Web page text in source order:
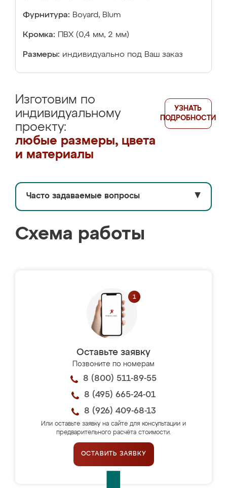
Фурнитура: Boyard, Blum
Кромка: ПВХ (0,4 мм, 2 мм)
Размеры: индивидуально под Ваш заказ
Изготовим по
индивидуальному
проекту:
любые размеры, цвета
и материалы
УЗНАТЬ
ПОДРОБНОСТИ
Часто задаваемые вопросы ▼
Схема работы
Оставьте заявку
Позвоните по номерам
8 (800) 511-89-55
8 (495) 665-24-01
8 (926) 409-68-13
Или оставьте заявку на сайте для консультации и
предварительного расчёта стоимости.
ОСТАВИТЬ ЗАЯВКУ